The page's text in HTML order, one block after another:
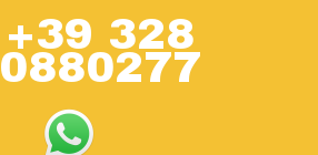
+39 328
0880277